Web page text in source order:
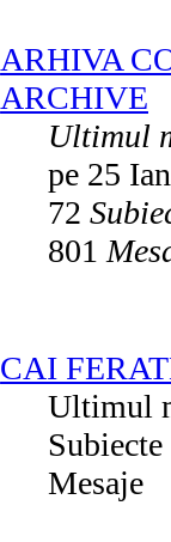
ARHIVA
ARCHIVE
Ultimul
pe 25
72
801
CAI
Ultimul
Subiecte
Mesaje